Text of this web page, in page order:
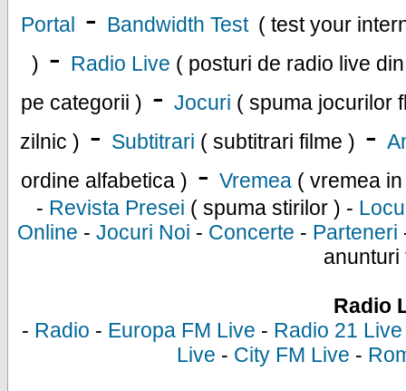
Portal - Bandwidth Test ( test your
) - Radio Live ( posturi de radio live
pe categorii ) - Jocuri ( spuma jocurilor
zilnic ) - Subtitrari ( subtitrari filme ) -
ordine alfabetica ) - Vremea ( vremea
- Revista Presei ( spuma stirilor ) -
Online - Jocuri Noi - Concerte - Parteneri
anunturi
Radio
- Radio - Europa FM Live - Radio 21 Live
Live - City FM Live -